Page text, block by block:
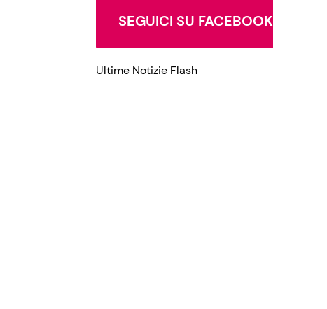
SEGUICI SU FACEBOOK
Ultime Notizie Flash